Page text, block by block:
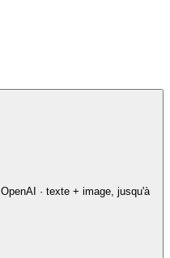
OpenAI · texte + image, jusqu'à